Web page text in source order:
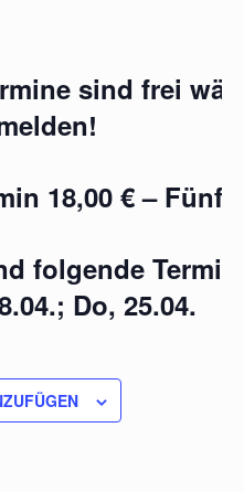
sind frei
18,00 € –
folgende
Do, 25.04.